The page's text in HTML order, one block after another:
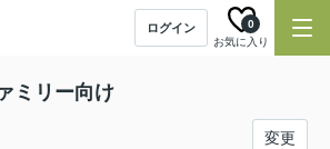
ログイン
お気に入り
0
ミリー向け
変更